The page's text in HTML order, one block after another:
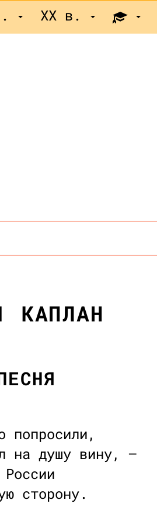
XX в.
КАПЛАН
попросили,
на душу вину, —
сторону.